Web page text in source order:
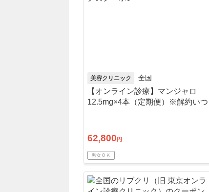
美容クリニック 全国
【オンライン診療】マンジャロ
12.5mg×4本（定期便）※解約いつ
62,800 円
男女ＯＫ